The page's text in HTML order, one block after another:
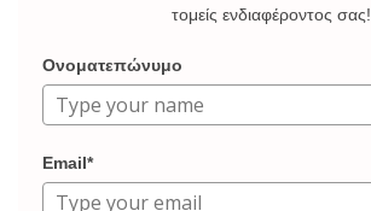
τομείς ενδιαφέροντος σας!
Ονοματεπώνυμο
Email*